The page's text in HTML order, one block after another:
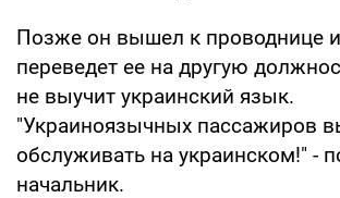
Позже он вышел к проводнице и
переведет ее на другую
не выучит украинский язык.
"Украиноязычных пассажиров
обслуживать на украинском!" -
начальник.